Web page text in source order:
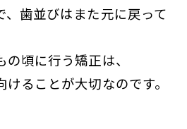
、歯並びはまた元に戻って
頃に行う矯正は、
ることが大切なのです。